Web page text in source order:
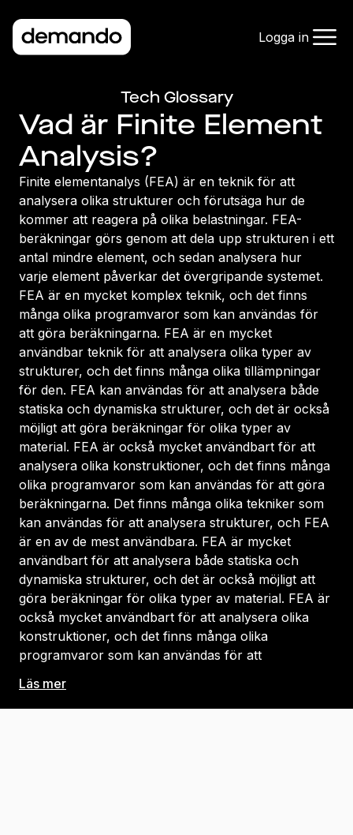
Logga in
Tech Glossary
Vad är Finite Element
Analysis?
Finite elementanalys (FEA) är en teknik för att
analysera olika strukturer och förutsäga hur de
kommer att reagera på olika belastningar. FEA-
beräkningar görs genom att dela upp strukturen i ett
antal mindre element, och sedan analysera hur
varje element påverkar det övergripande systemet.
FEA är en mycket komplex teknik, och det finns
många olika programvaror som kan användas för
att göra beräkningarna. FEA är en mycket
användbar teknik för att analysera olika typer av
strukturer, och det finns många olika tillämpningar
för den. FEA kan användas för att analysera både
statiska och dynamiska strukturer, och det är också
möjligt att göra beräkningar för olika typer av
material. FEA är också mycket användbart för att
analysera olika konstruktioner, och det finns många
olika programvaror som kan användas för att göra
beräkningarna. Det finns många olika tekniker som
kan användas för att analysera strukturer, och FEA
är en av de mest användbara. FEA är mycket
användbart för att analysera både statiska och
dynamiska strukturer, och det är också möjligt att
göra beräkningar för olika typer av material. FEA är
också mycket användbart för att analysera olika
konstruktioner, och det finns många olika
programvaror som kan användas för att
Läs mer